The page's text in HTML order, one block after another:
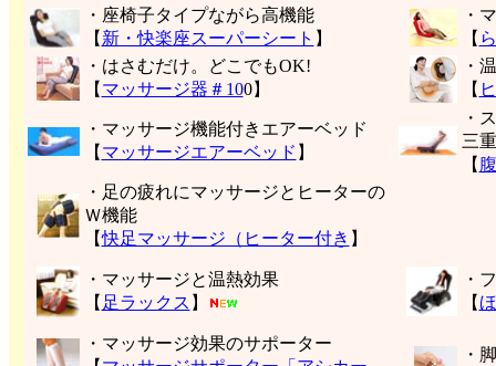
・座椅子タイプながら高機能
【 新・快楽座スーパーシート 】
・
【
・はさむだけ。どこでもOK!
【 マッサージ器＃100】
・
【
・マッサージ機能付きエアーベッド
【 マッサージエアーベッド 】
・
三
【
・足の疲れにマッサージとヒーターの
Ｗ機能
【快足マッサージ（ヒーター付き 】
・マッサージと温熱効果
【 足ラックス 】
・
【
・マッサージ効果のサポーター
・